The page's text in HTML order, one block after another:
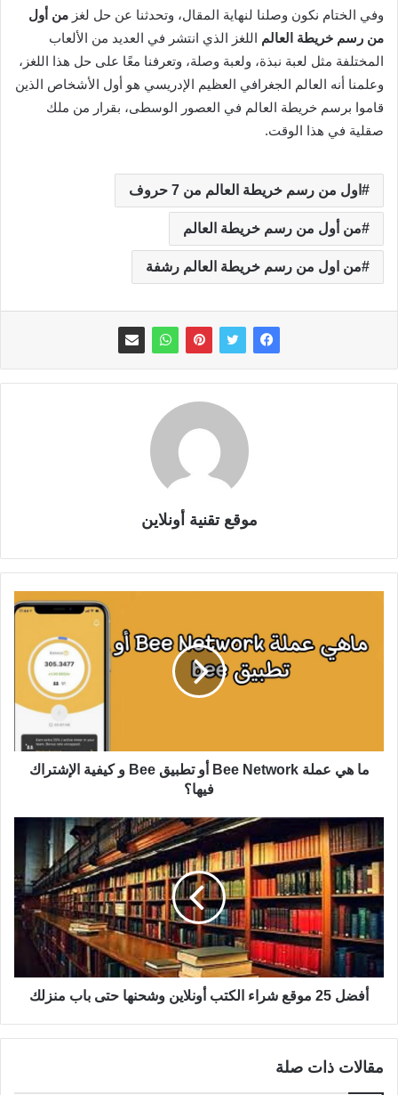
وفي الختام نكون وصلنا لنهاية المقال، وتحدثنا عن حل لغز من أول
من رسم خريطة العالم اللغز الذي انتشر في العديد من الألعاب
المختلفة مثل لعبة نبذة، ولعبة وصلة، وتعرفنا معًا على حل هذا اللغز،
وعلمنا أنه العالم الجغرافي العظيم الإدريسي هو أول الأشخاص الذين
قاموا برسم خريطة العالم في العصور الوسطى، بقرار من ملك
صقلية في هذا الوقت.
اول من رسم خريطة العالم من 7 حروف
من أول من رسم خريطة العالم
من اول من رسم خريطة العالم رشفة
موقع تقنية أونلاين
ما هي عملة Bee Network أو تطبيق Bee و كيفية الإشتراك
فيها؟
أفضل 25 موقع شراء الكتب أونلاين وشحنها حتى باب منزلك
مقالات ذات صلة